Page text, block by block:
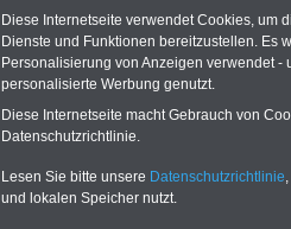
Vorteile für den öffentlichen
Vergleichen und sparen
Bausparen schon ab 16 Jahren
Berufsunfähigkeitsabsicherung
Online-Vergleich Gesetzliche
Krankenkassen
Vorteile der Privaten
Krankenversicherung
Diese Internetseite verwendet Cookies, um
Dienste und Funktionen bereitzustellen. Es
Personalisierung von Anzeigen verwendet
personalisierte Werbung genutzt.
Diese Internetseite macht Gebrauch von
Datenschutzrichtlinie.
Lesen Sie bitte unsere Datenschutzrichtlinie
und lokalen Speicher nutzt.